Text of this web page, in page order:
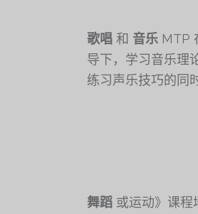
歌唱 和 音乐 MTP
导下，学习音乐理
练习声乐技巧的同
舞蹈 或运动》课